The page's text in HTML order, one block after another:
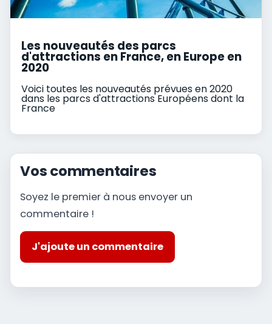
Les nouveautés des parcs
d'attractions en France, en Europe en
2020
Voici toutes les nouveautés prévues en 2020
dans les parcs d'attractions Européens dont la
France
Vos commentaires
Soyez le premier à nous envoyer un
commentaire !
J'ajoute un commentaire